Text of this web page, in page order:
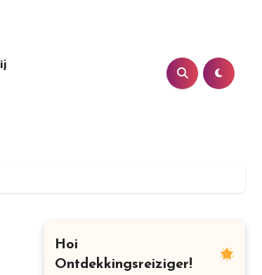
Hoi
Ontdekkingsreiziger!